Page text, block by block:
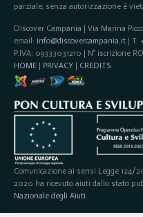
parziale, senza autorizzazione è
Discover Campania | Via Marina
email: info@discovercampania.it| T.
P.IVA: 09333031210 | N° iscrizione
HOME| PRIVACY | CREDITS
Comunicazione ai sensi Legge 124/
2020 ha ricevuto aiuti dallo stato
Nazionale degli Aiuti.